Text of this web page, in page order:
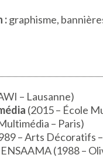
:graphisme,
– Lausanne)
(2015 – École
– Paris)
– Arts Décoratifs
ENSAAMA (1988 –